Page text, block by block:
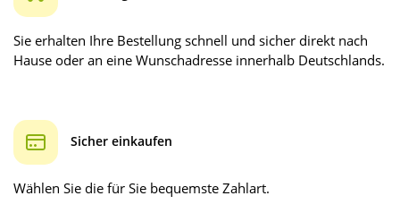
Sie erhalten Ihre Bestellung schnell und sicher direkt nach
Hause oder an eine Wunschadresse innerhalb Deutschlands.
Sicher einkaufen
Wählen Sie die für Sie bequemste Zahlart.